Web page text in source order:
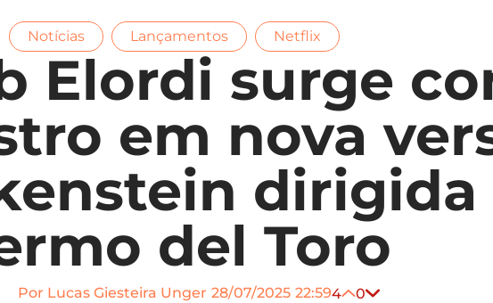
Notícias Lançamentos Netflix
Elordi surge
em nova
dirigida
del Toro
Por Lucas Giesteira Unger 28/07/2025 22:59 0
4